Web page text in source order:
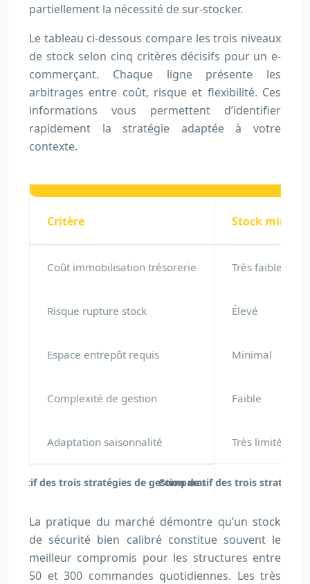
partiellement la nécessité de sur-stocker.
Le tableau ci-dessous compare les trois niveaux
de stock selon cinq critères décisifs pour un e-
commerçant. Chaque ligne présente les
arbitrages entre coût, risque et flexibilité. Ces
informations vous permettent d’identifier
rapidement la stratégie adaptée à votre
contexte.
Comparatif des trois
Critère Stock
Coût immobilisation trésorerie Très faible
Risque rupture stock Élevé
Espace entrepôt requis Minimal
Complexité de gestion Faible
Adaptation saisonnalité Très limitée
La pratique du marché démontre qu’un stock
de sécurité bien calibré constitue souvent le
meilleur compromis pour les structures entre
50 et 300 commandes quotidiennes. Les très